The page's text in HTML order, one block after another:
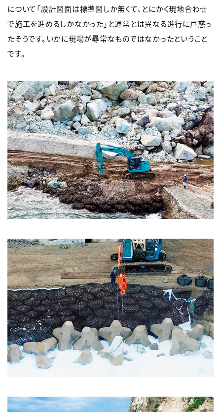
について「設計図面は標準図しか無くて、とにかく現地合わせ
で施工を進めるしかなかった」と通常とは異なる進行に戸惑っ
たそうです。いかに現場が尋常なものではなかったということ
です。